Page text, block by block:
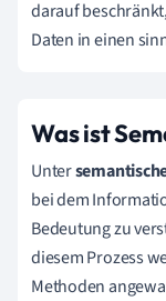
darauf
Daten in einen
Was ist
Unter
bei dem
Bedeutung zu
diesem Prozess
Methoden